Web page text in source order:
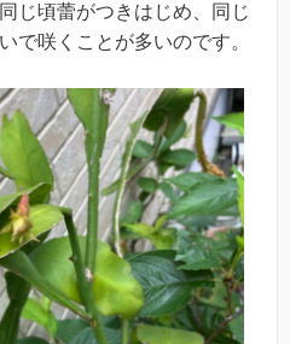
じ頃蕾がつきはじめ、同じ
で咲くことが多いのです。